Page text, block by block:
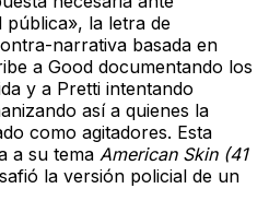
pública», la letra de
narrativa basada en
a Good documentando los
y a Pretti intentando
así a quienes la
como agitadores. Esta
a su tema American Skin (41
la versión policial de un